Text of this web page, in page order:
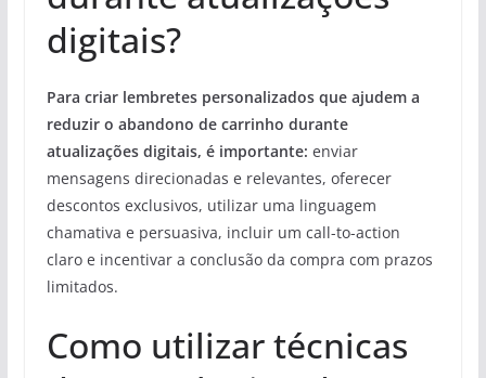
digitais?
Para criar lembretes personalizados que ajudem a
reduzir o abandono de carrinho durante
atualizações digitais, é importante: enviar
mensagens direcionadas e relevantes, oferecer
descontos exclusivos, utilizar uma linguagem
chamativa e persuasiva, incluir um call-to-action
claro e incentivar a conclusão da compra com prazos
limitados.
Como utilizar técnicas